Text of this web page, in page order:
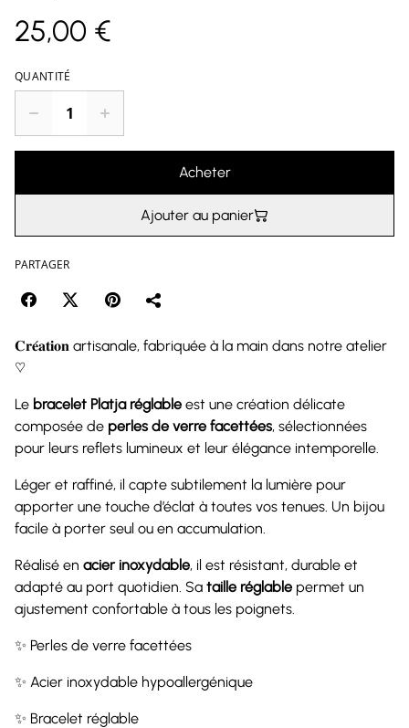
25,00 €
QUANTITÉ
Acheter
Ajouter au panier
PARTAGER
𝐂𝐫𝐞́𝐚𝐭𝐢𝐨𝐧 artisanale, fabriquée à la main dans notre atelier
♡
Le bracelet Platja réglable est une création délicate
composée de perles de verre facettées, sélectionnées
pour leurs reflets lumineux et leur élégance intemporelle.
Léger et raffiné, il capte subtilement la lumière pour
apporter une touche d’éclat à toutes vos tenues. Un bijou
facile à porter seul ou en accumulation.
Réalisé en acier inoxydable, il est résistant, durable et
adapté au port quotidien. Sa taille réglable permet un
ajustement confortable à tous les poignets.
✨ Perles de verre facettées
✨ Acier inoxydable hypoallergénique
✨ Bracelet réglable